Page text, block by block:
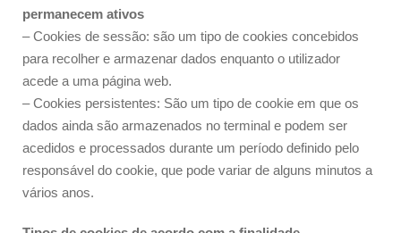
permanecem ativos
– Cookies de sessão: são um tipo de cookies concebidos
para recolher e armazenar dados enquanto o utilizador
acede a uma página web.
– Cookies persistentes: São um tipo de cookie em que os
dados ainda são armazenados no terminal e podem ser
acedidos e processados durante um período definido pelo
responsável do cookie, que pode variar de alguns minutos a
vários anos.